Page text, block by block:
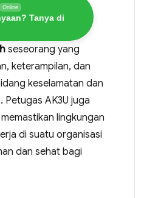
Online
Tanya di
seseorang yang
keterampilan, dan
keselamatan dan
Petugas AK3U juga
lingkungan
di suatu organisasi
dan sehat bagi